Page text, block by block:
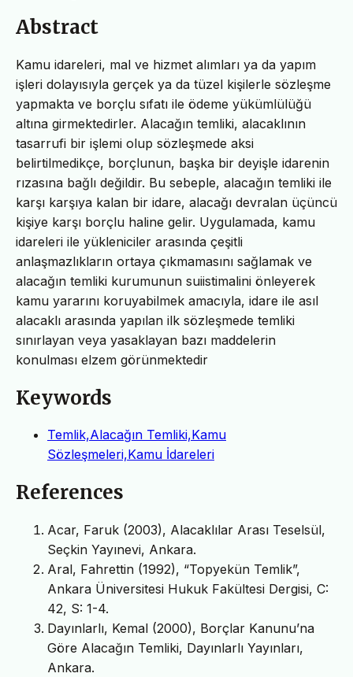
Abstract
Kamu idareleri, mal ve hizmet alımları ya da yapım
işleri dolayısıyla gerçek ya da tüzel kişilerle sözleşme
yapmakta ve borçlu sıfatı ile ödeme yükümlülüğü
altına girmektedirler. Alacağın temliki, alacaklının
tasarrufi bir işlemi olup sözleşmede aksi
belirtilmedikçe, borçlunun, başka bir deyişle idarenin
rızasına bağlı değildir. Bu sebeple, alacağın temliki ile
karşı karşıya kalan bir idare, alacağı devralan üçüncü
kişiye karşı borçlu haline gelir. Uygulamada, kamu
idareleri ile yükleniciler arasında çeşitli
anlaşmazlıkların ortaya çıkmamasını sağlamak ve
alacağın temliki kurumunun suiistimalini önleyerek
kamu yararını koruyabilmek amacıyla, idare ile asıl
alacaklı arasında yapılan ilk sözleşmede temliki
sınırlayan veya yasaklayan bazı maddelerin
konulması elzem görünmektedir
Keywords
Temlik,Alacağın Temliki,Kamu
Sözleşmeleri,Kamu İdareleri
References
Acar, Faruk (2003), Alacaklılar Arası Teselsül,
Seçkin Yayınevi, Ankara.
Aral, Fahrettin (1992), “Topyekün Temlik”,
Ankara Üniversitesi Hukuk Fakültesi Dergisi, C:
42, S: 1-4.
Dayınlarlı, Kemal (2000), Borçlar Kanunu’na
Göre Alacağın Temliki, Dayınlarlı Yayınları,
Ankara.